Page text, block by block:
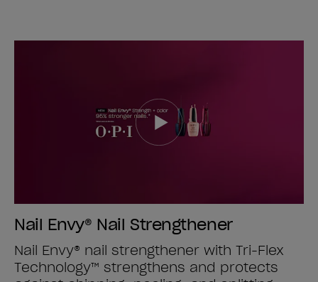
Nail Envy® Nail Strengthener
Nail Envy® nail strengthener with Tri-Flex
Technology™ strengthens and protects